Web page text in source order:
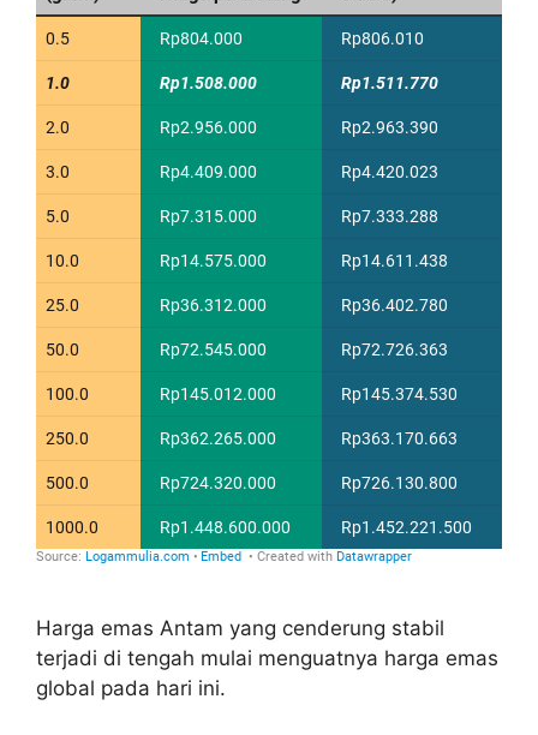
Harga emas Antam yang cenderung stabil
terjadi di tengah mulai menguatnya harga emas
global pada hari ini.